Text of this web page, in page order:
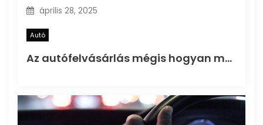
g
á
c
i
ó
április 28, 2025
Autó
Az autófelvásárlás mégis hogyan működik és mire figyeljünk oda?